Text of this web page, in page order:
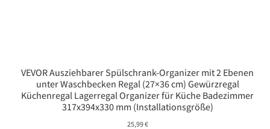
VEVOR Ausziehbarer Spülschrank-Organizer mit 2 Ebenen
unter Waschbecken Regal (27×36 cm) Gewürzregal
Küchenregal Lagerregal Organizer für Küche Badezimmer
317x394x330 mm (Installationsgröße)
25,99€